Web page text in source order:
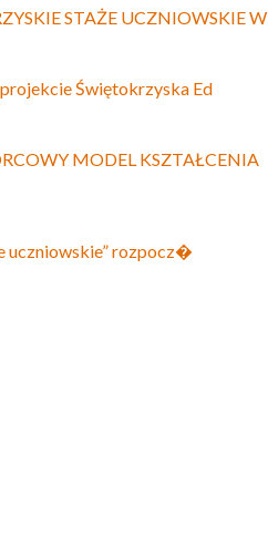
STAŻE UCZNIOWSKIE W
Świętokrzyska Ed
MODEL KSZTAŁCENIA
uczniowskie” rozpocz�